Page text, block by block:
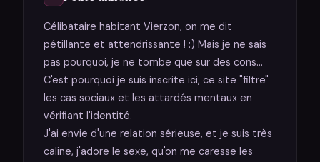
Célibataire habitant Vierzon, on me dit
pétillante et attendrissante ! :) Mais je ne sais
pas pourquoi, je ne tombe que sur des cons...
C'est pourquoi je suis inscrite ici, ce site "filtre"
les cas sociaux et les attardés mentaux en
vérifiant l'identité.
J'ai envie d'une relation sérieuse, et je suis très
caline, j'adore le sexe, qu'on me caresse les